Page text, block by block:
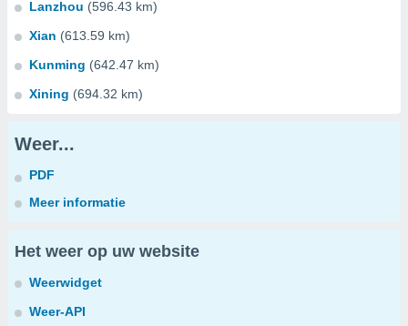
Lanzhou (596.43 km)
Xian (613.59 km)
Kunming (642.47 km)
Xining (694.32 km)
Weer...
PDF
Meer informatie
Het weer op uw website
Weerwidget
Weer-API